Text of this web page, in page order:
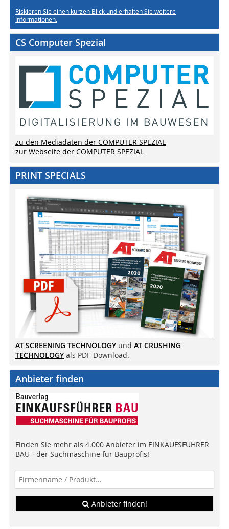
Riskieren Sie einen kurzen Blick und erhalten Sie weitere
Informationen.
CS Computer Spezial
zu den Mediadaten der COMPUTER SPEZIAL
zur Webseite der COMPUTER SPEZIAL
PRINT SPECIALS
AT SCREENING TECHNOLOGY und AT CRUSHING
TECHNOLOGY als PDF-Download.
Anbieter finden
Finden Sie mehr als 4.000 Anbieter im EINKAUFSFÜHRER
BAU - der Suchmaschine für Bauprofis!
Anbieter finden!